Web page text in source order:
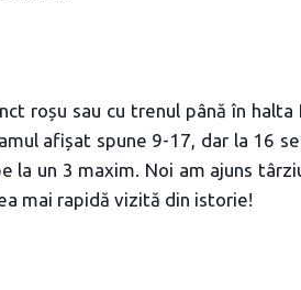
roșu sau cu trenul până în halta
afișat spune 9-17, dar la 16
la un 3 maxim. Noi am ajuns
mai rapidă vizită din istorie!